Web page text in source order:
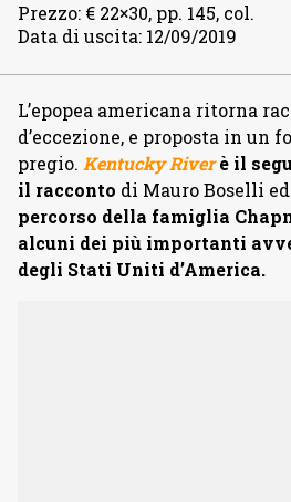
Prezzo: € 22×30, pp. 145, col.
Data di uscita: 12/09/2019
L’epopea americana ritorna
d’eccezione, e proposta in un
pregio. Kentucky Riverè il
il racconto di Mauro Boselli
percorso della famiglia
alcuni dei più importanti
degli Stati Uniti d’America.